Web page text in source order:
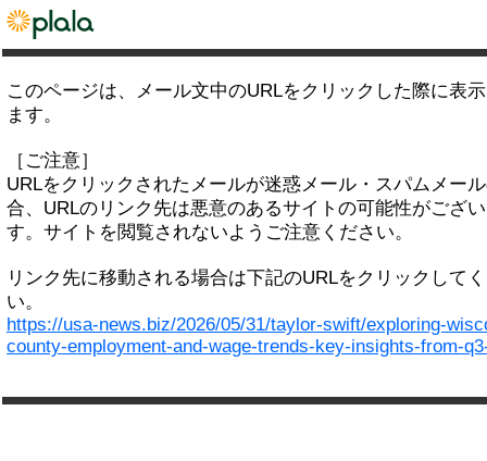
このページは、メール文中のURLをクリックした際に表
ます。
［ご注意］
URLをクリックされたメールが迷惑メール・スパムメー
合、URLのリンク先は悪意のあるサイトの可能性がござ
す。サイトを閲覧されないようご注意ください。
リンク先に移動される場合は下記のURLをクリックして
い。
https://usa-news.biz/2026/05/31/taylor-swift/exploring-
county-employment-and-wage-trends-key-insights-from-